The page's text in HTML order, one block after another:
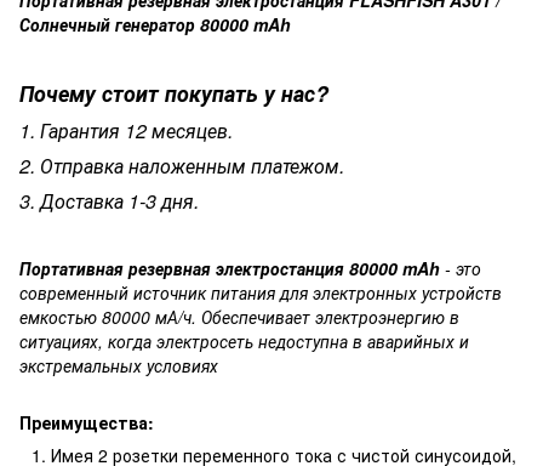
Солнечный генератор 80000 mAh
Почему стоит покупать у нас?
1. Гарантия 12 месяцев.
2. Отправка наложенным платежом.
3. Доставка 1-3 дня.
Портативная резервная электростанция 80000 mAh - это
современный источник питания для электронных устройств
емкостью 80000 мА/ч. Обеспечивает электроэнергию в
ситуациях, когда электросеть недоступна в аварийных и
экстремальных условиях
Преимущества:
Имея 2 розетки переменного тока с чистой синусоидой,